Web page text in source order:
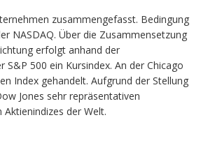
zusammengefasst. Bedingung
NASDAQ. Über die Zusammensetzung
erfolgt anhand der
500 ein Kursindex. An der Chicago
Index gehandelt. Aufgrund der Stellung
Jones sehr repräsentativen
der Welt.